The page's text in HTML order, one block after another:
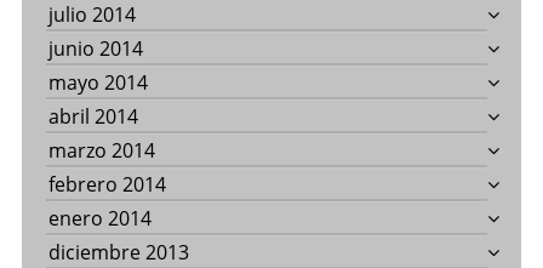
julio 2014
junio 2014
mayo 2014
abril 2014
marzo 2014
febrero 2014
enero 2014
diciembre 2013